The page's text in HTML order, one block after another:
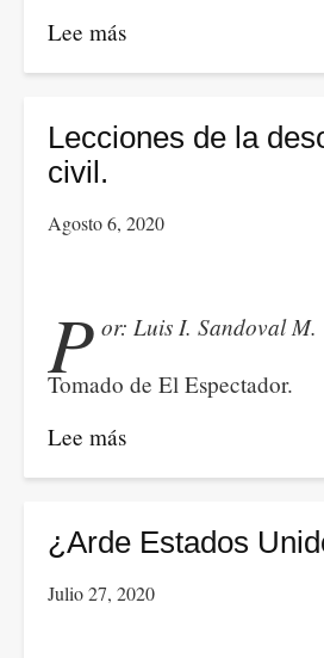
Lee más
Prioridades,
y
Lecciones de la
civil.
Agosto 6, 2020
P or: Luis I. Sandoval M.
Tomado de El Espectador.
Lee más
Lecciones
la
civil.
¿Arde Estados
Julio 27, 2020